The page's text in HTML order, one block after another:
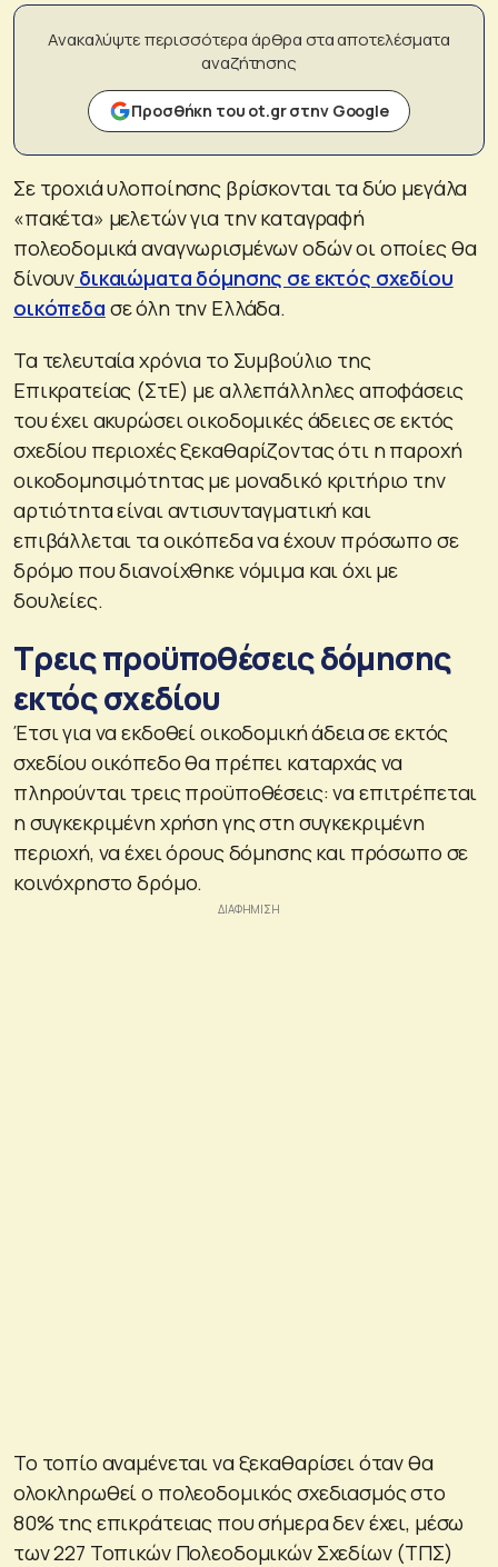
Ανακαλύψτε περισσότερα άρθρα στα αποτελέσματα
αναζήτησης
Προσθήκη του ot.gr στην Google
Σε τροχιά υλοποίησης βρίσκονται τα δύο μεγάλα
«πακέτα» μελετών για την καταγραφή
πολεοδομικά αναγνωρισμένων οδών οι οποίες θα
δίνουν δικαιώματα δόμησης σε εκτός σχεδίου
οικόπεδα σε όλη την Ελλάδα.
Τα τελευταία χρόνια το Συμβούλιο της
Επικρατείας (ΣτΕ) με αλλεπάλληλες αποφάσεις
του έχει ακυρώσει οικοδομικές άδειες σε εκτός
σχεδίου περιοχές ξεκαθαρίζοντας ότι η παροχή
οικοδομησιμότητας με μοναδικό κριτήριο την
αρτιότητα είναι αντισυνταγματική και
επιβάλλεται τα οικόπεδα να έχουν πρόσωπο σε
δρόμο που διανοίχθηκε νόμιμα και όχι με
δουλείες.
Τρεις προϋποθέσεις δόμησης
εκτός σχεδίου
Έτσι για να εκδοθεί οικοδομική άδεια σε εκτός
σχεδίου οικόπεδο θα πρέπει καταρχάς να
πληρούνται τρεις προϋποθέσεις: να επιτρέπεται
η συγκεκριμένη χρήση γης στη συγκεκριμένη
περιοχή, να έχει όρους δόμησης και πρόσωπο σε
κοινόχρηστο δρόμο.
Το τοπίο αναμένεται να ξεκαθαρίσει όταν θα
ολοκληρωθεί ο πολεοδομικός σχεδιασμός στο
80% της επικράτειας που σήμερα δεν έχει, μέσω
των 227 Τοπικών Πολεοδομικών Σχεδίων (ΤΠΣ)